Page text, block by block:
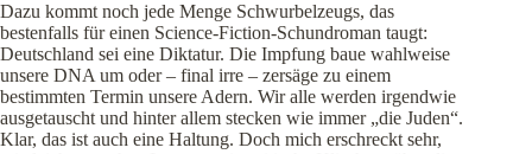
Dazu kommt noch jede Menge Schwurbelzeugs, das
bestenfalls für einen Science-Fiction-Schundroman taugt:
Deutschland sei eine Diktatur. Die Impfung baue wahlweise
unsere DNA um oder – final irre – zersäge zu einem
bestimmten Termin unsere Adern. Wir alle werden irgendwie
ausgetauscht und hinter allem stecken wie immer „die Juden“.
Klar, das ist auch eine Haltung. Doch mich erschreckt sehr,